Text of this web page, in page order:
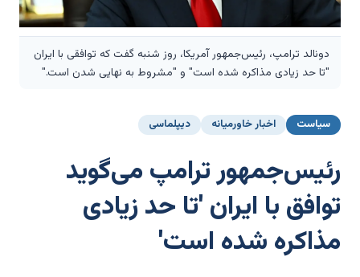
دونالد ترامپ، رئیس‌جمهور آمریکا، روز شنبه گفت که توافقی با ایران
"تا حد زیادی مذاکره شده است" و "مشروط به نهایی شدن است."
سیاست اخبار خاورمیانه دیپلماسی
رئیس‌جمهور ترامپ می‌گوید
توافق با ایران 'تا حد زیادی
مذاکره شده است'